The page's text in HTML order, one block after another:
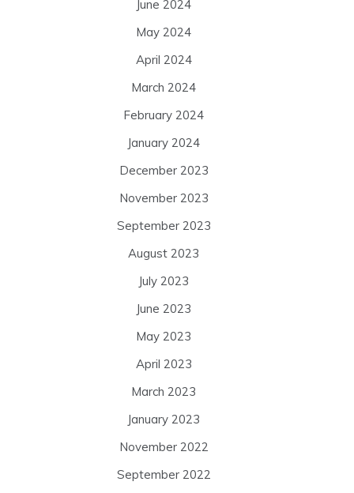
June 2024
May 2024
April 2024
March 2024
February 2024
January 2024
December 2023
November 2023
September 2023
August 2023
July 2023
June 2023
May 2023
April 2023
March 2023
January 2023
November 2022
September 2022